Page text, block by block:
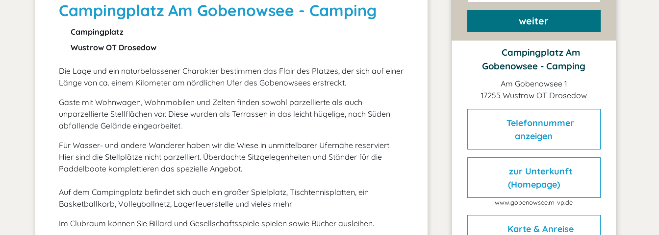
Campingplatz Am Gobenowsee - Camping
Campingplatz
Wustrow OT Drosedow
Die Lage und ein naturbelassener Charakter bestimmen das Flair des Platzes, der sich auf einer
Länge von ca. einem Kilometer am nördlichen Ufer des Gobenowsees erstreckt.
Gäste mit Wohnwagen, Wohnmobilen und Zelten finden sowohl parzellierte als auch
unparzellierte Stellflächen vor. Diese wurden als Terrassen in das leicht hügelige, nach Süden
abfallende Gelände eingearbeitet.
Für Wasser- und andere Wanderer haben wir die Wiese in unmittelbarer Ufernähe reserviert.
Hier sind die Stellplätze nicht parzelliert. Überdachte Sitzgelegenheiten und Ständer für die
Paddelboote komplettieren das spezielle Angebot.
Auf dem Campingplatz befindet sich auch ein großer Spielplatz, Tischtennisplatten, ein
Basketballkorb, Volleyballnetz, Lagerfeuerstelle und vieles mehr.
Im Clubraum können Sie Billard und Gesellschaftsspiele spielen sowie Bücher ausleihen.
weiter
Campingplatz Am
Gobenowsee - Camping
Am Gobenowsee 1
17255 Wustrow OT Drosedow
Telefonnummer
anzeigen
zur Unterkunft
(Homepage)
www.gobenowsee.m-vp.de
Karte & Anreise